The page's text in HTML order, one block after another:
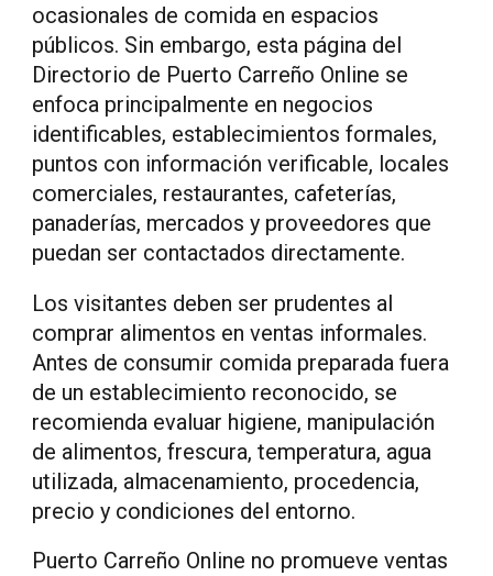
ocasionales de comida en espacios
públicos. Sin embargo, esta página del
Directorio de Puerto Carreño Online se
enfoca principalmente en negocios
identificables, establecimientos formales,
puntos con información verificable, locales
comerciales, restaurantes, cafeterías,
panaderías, mercados y proveedores que
puedan ser contactados directamente.
Los visitantes deben ser prudentes al
comprar alimentos en ventas informales.
Antes de consumir comida preparada fuera
de un establecimiento reconocido, se
recomienda evaluar higiene, manipulación
de alimentos, frescura, temperatura, agua
utilizada, almacenamiento, procedencia,
precio y condiciones del entorno.
Puerto Carreño Online no promueve ventas